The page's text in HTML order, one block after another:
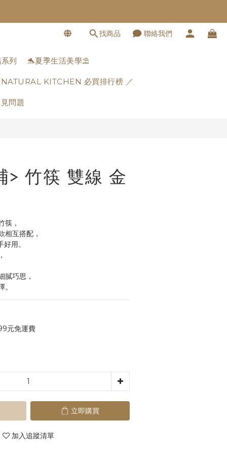
找商品 聯絡我們
列 🐬夏季生活美學⛱️
KITCHEN 必買排行榜 ／
問題
> 竹筷 雙線 金
筷，
相互搭配，
用。
膩巧思，
元免運費
立即購買
加入追蹤清單
立即購買